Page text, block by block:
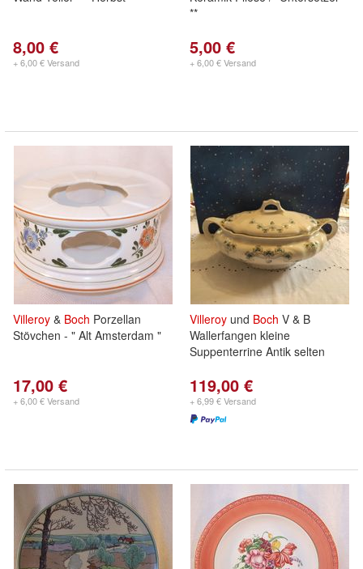
8,00 €
+ 6,00 € Versand
**
5,00 €
+ 6,00 € Versand
Villeroy & Boch Porzellan
Stövchen - " Alt Amsterdam "
17,00 €
+ 6,00 € Versand
Villeroy und Boch V & B
Wallerfangen kleine
Suppenterrine Antik selten
119,00 €
+ 6,99 € Versand